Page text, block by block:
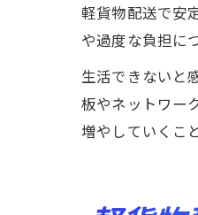
軽貨物配送で安
や過度な負担に
生活できないと
板やネットワー
増やしていくこ